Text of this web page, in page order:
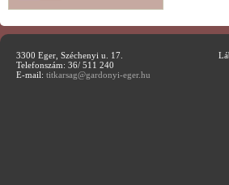
3300 Eger, Széchenyi u. 17.
Telefonszám: 36/ 511 240
E-mail: titkarsag@gardonyi-eger.hu